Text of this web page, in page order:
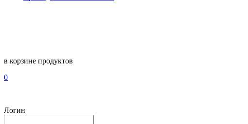
в корзине продуктов
0
Логин